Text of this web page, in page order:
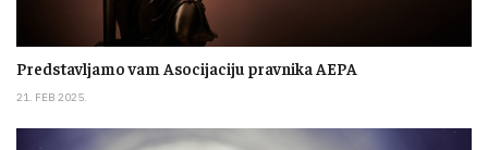
Predstavljamo vam Asocijaciju pravnika AEPA
21. FEB 2025.